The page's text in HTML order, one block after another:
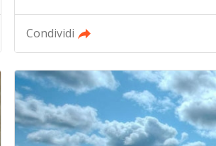
Condividi